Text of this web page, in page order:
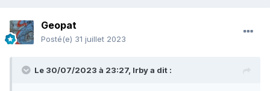
Geopat
Posté(e) 31 juillet 2023
Le 30/07/2023 à 23:27, Irbya dit :